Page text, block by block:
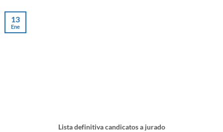
Lista definitiva candicatos a jurado
13
Ene